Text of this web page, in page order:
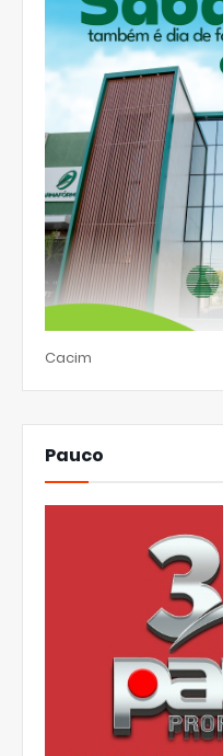
Cacim
Pauco